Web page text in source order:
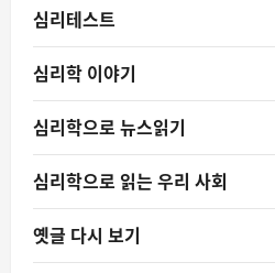
심리테스트
심리학 이야기
심리학으로 뉴스읽기
심리학으로 읽는 우리 사회
옛글 다시 보기